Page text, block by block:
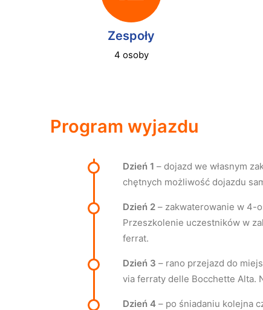
Zespoły
4 osoby
Program wyjazdu
Dzień 1 – dojazd we własnym
chętnych możliwość dojazdu
Dzień 2 – zakwaterowanie w 4-
Przeszkolenie uczestników w
ferrat.
Dzień 3 – rano przejazd do
via ferraty delle Bocchette Alta.
Dzień 4 – po śniadaniu kolejna